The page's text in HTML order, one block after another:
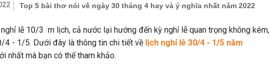
Top 5 bài thơ nói về ngày 30 tháng 4 hay và ý nghĩa nhất năm 2022
lễ 10/3 m lịch, cả nước lại hướng đến kỳ nghỉ lễ quan trọng không kém,
4 - 1/5. Dưới đây là thông tin chi tiết về lịch nghỉ lễ 30/4 - 1/5 năm
nhất mà bạn có thể tham khảo.